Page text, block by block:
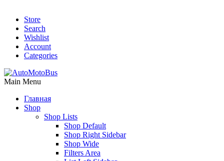
Store
Search
Wishlist
Account
Categories
Main Menu
Главная
Shop
Shop Lists
Shop Default
Shop Right Sidebar
Shop Wide
Filters Area